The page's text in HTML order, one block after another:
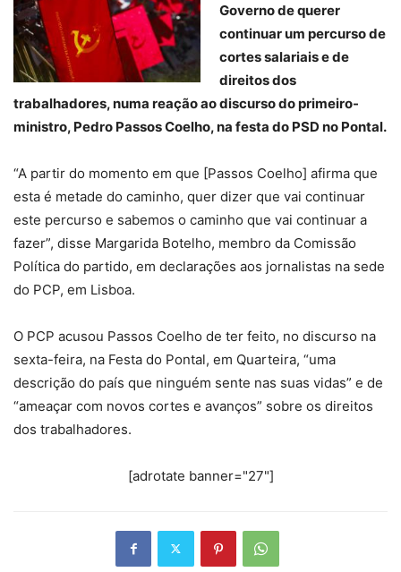
Governo de querer
continuar um percurso de
cortes salariais e de
direitos dos
trabalhadores, numa reação ao discurso do primeiro-
ministro, Pedro Passos Coelho, na festa do PSD no Pontal.
“A partir do momento em que [Passos Coelho] afirma que
esta é metade do caminho, quer dizer que vai continuar
este percurso e sabemos o caminho que vai continuar a
fazer”, disse Margarida Botelho, membro da Comissão
Política do partido, em declarações aos jornalistas na sede
do PCP, em Lisboa.
O PCP acusou Passos Coelho de ter feito, no discurso na
sexta-feira, na Festa do Pontal, em Quarteira, “uma
descrição do país que ninguém sente nas suas vidas” e de
“ameaçar com novos cortes e avanços” sobre os direitos
dos trabalhadores.
[adrotate banner="27"]